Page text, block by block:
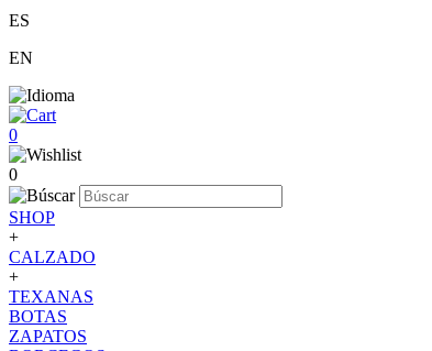
ES
EN
0
0
SHOP
+
CALZADO
+
TEXANAS
BOTAS
ZAPATOS